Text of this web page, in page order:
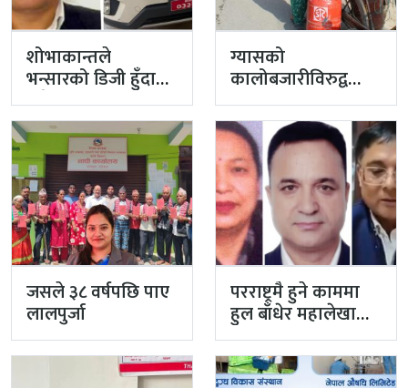
शोभाकान्तले
भन्सारको डिजी हुँदा
लगेको गाडी
अहिलेसम्म गरेनन्
फिर्ता
ग्यासको
कालोबजारीविरुद्व
प्रहरीको एक्सन
जसले ३८ वर्षपछि पाए
लालपुर्जा
परराष्ट्रमै हुने काममा
हुल बाँधेर महालेखा
नियन्त्रक कार्यालयको
टोली मिसन…